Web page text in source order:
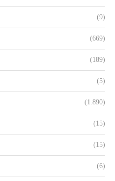
(9)
(669)
(189)
(5)
(1.890)
(15)
(15)
(6)